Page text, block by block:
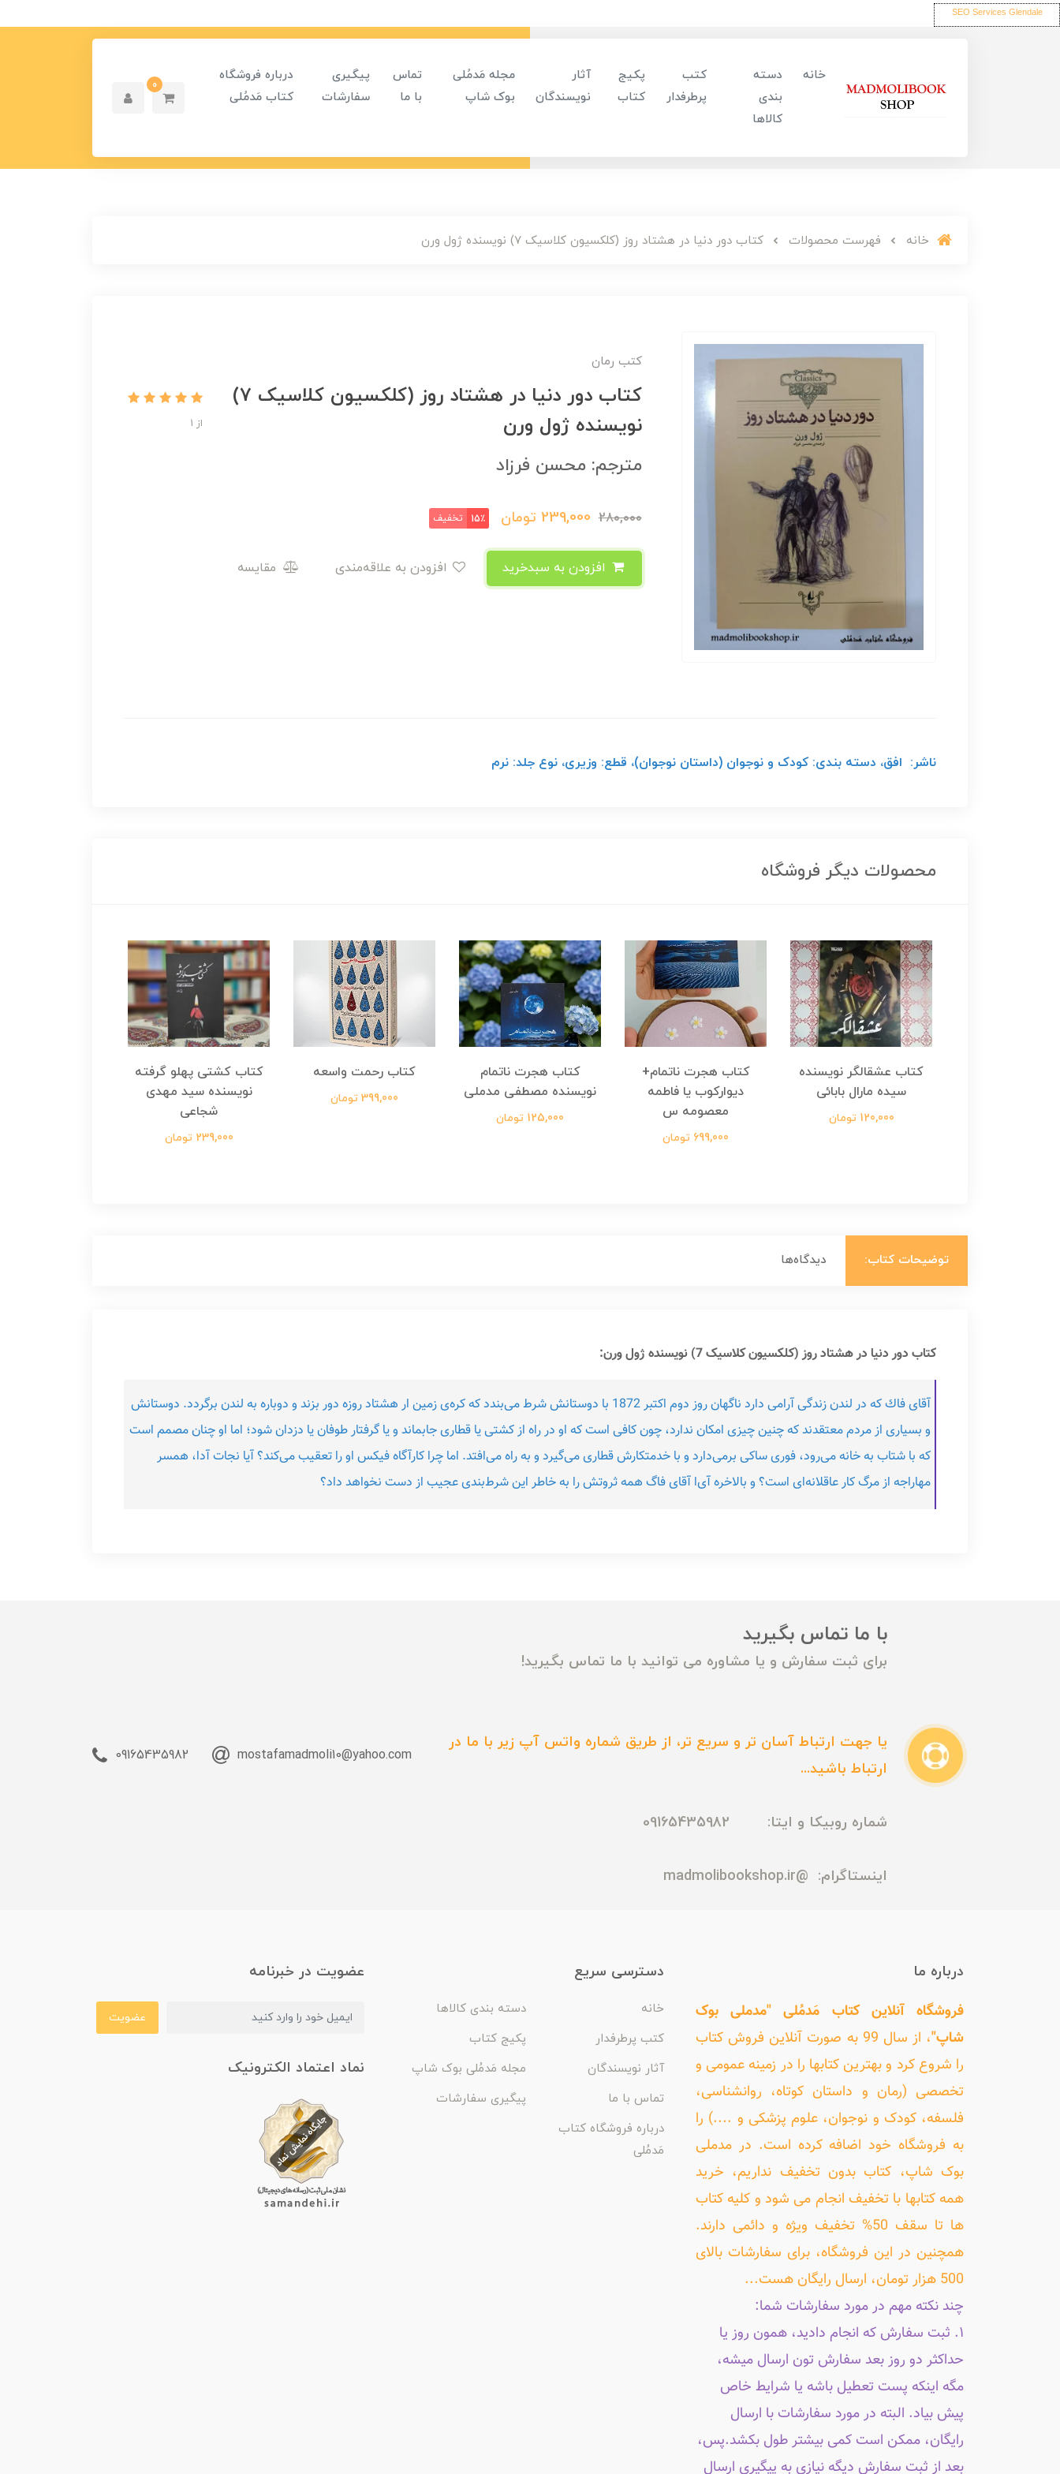
SEO Services Glendale
خانه
دسته
بندی
کالاها
کتب
پرطرفدار
پکیج
کتاب
آثار
نویسندگان
مجله مَدمُلی
بوک شاپ
تماس
با ما
پیگیری
سفارشات
درباره فروشگاه
کتاب مَدمُلی
0
خانه فهرست محصولات کتاب دور دنیا در هشتاد روز (کلکسیون کلاسیک 7) نویسنده ژول ورن
کتب رمان
کتاب دور دنیا در هشتاد روز (کلکسیون کلاسیک 7)
نویسنده ژول ورن
از 1
مترجم: محسن فرزاد
280,000
239,000 تومان 15٪ تخفیف
مقایسه
ناشر: افق، دسته بندی: کودک و نوجوان (داستان نوجوان)، قطع: وزیری، نوع جلد: نرم
محصولات دیگر فروشگاه
کتاب عشقالگر نویسنده
سیده مارال بابائی
120,000 تومان
کتاب هجرت ناتمام+
دیوارکوب یا فاطمه
معصومه س
699,000 تومان
کتاب هجرت ناتمام
نویسنده مصطفی مدملی
125,000 تومان
کتاب رحمت واسعه
399,000 تومان
کتاب کشتی پهلو گرفته
نویسنده سید مهدی
شجاعی
239,000 تومان
توضیحات کتاب: دیدگاه‌ها
کتاب دور دنیا در هشتاد روز (کلکسیون کلاسیک 7) نویسنده ژول ورن:
آقای‌ فاك‌ كه‌ در لندن‌ زندگی‌ آرامی‌ دارد ناگهان‌ روز دوم‌ اكتبر 1872 با دوستانش‌ شرط‌ می‌بندد كه‌ كره‌ی‌ زمین‌ ار هشتاد روزه‌ دور بزند و دوباره‌ به‌ لندن‌ برگردد. دوستانش‌
و بسیاری‌ از مردم‌ معتقدند كه‌ چنین‌ چیزی‌ امكان‌ ندارد، چون‌ كافی‌ است‌ كه‌ او در راه‌ از كشتی‌ یا قطاری‌ جابماند و یا گرفتار طوفان‌ یا دزدان‌ شود؛ اما او چنان‌ مصمم‌ است‌
كه‌ با شتاب‌ به‌ خانه‌ می‌رود، فوری‌ ساكی‌ برمی‌دارد و با خدمتكارش‌ قطاری‌ می‌گیرد و به‌ راه‌ می‌افتد. اما چرا كارآگاه‌ فیكس‌ او را تعقیب‌ می‌كند؟ آیا نجات‌ آدا، همسر
مهاراجه‌ از مرگ‌ كار عاقلانه‌ای‌ است‌؟ و بالاخره‌ آی‌ا آقای‌ فاگ‌ همه‌ ثروتش‌ را به‌ خاطر این‌ شرط‌بندی‌ عجیب‌ از دست‌ نخواهد داد؟
با ما تماس بگیرید
برای ثبت سفارش و یا مشاوره می توانید با ما تماس بگیرید!
یا جهت ارتباط آسان تر و سریع تر، از طریق شماره واتس آپ زیر با ما در
ارتباط باشید...
شماره روبیکا و ایتا: 09165435982
اینستاگرام: @madmolibookshop.ir
mostafamadmoli10@yahoo.com
09165435982
درباره ما
فروشگاه آنلاین کتاب مَدمُلی "مدملی بوک
شاپ"
، از سال 99 به صورت آنلاین فروش کتاب
را شروع کرد و بهترین کتابها را در زمینه عمومی و
تخصصی (رمان و داستان کوتاه، روانشناسی،
فلسفه، کودک و نوجوان، علوم پزشکی و ....) را
به فروشگاه خود اضافه کرده است. در مدملی
بوک شاپ، کتاب بدون تخفیف نداریم، خرید
همه کتابها با تخفیف انجام می شود و کلیه کتاب
ها تا سقف 50% تخفیف ویژه و دائمی دارند.
همچنین در این فروشگاه، برای سفارشات بالای
500 هزار تومان، ارسال رایگان هست...
چند نکته مهم در مورد سفارشات شما:
۱. ثبت سفارش که انجام دادید، همون روز یا
حداکثر دو روز بعد سفارش تون ارسال میشه،
مگه اینکه پست تعطیل باشه یا شرایط خاص
پیش بیاد. البته در مورد سفارشات با ارسال
رایگان، ممکن است کمی بیشتر طول بکشد.پس،
بعد از ثبت سفارش دیگه نیازی به پیگیری ارسال
دسترسی سریع
خانه
دسته بندی کالاها
کتب پرطرفدار
پکیج کتاب
آثار نویسندگان
مجله مَدمُلی بوک شاپ
تماس با ما
پیگیری سفارشات
درباره فروشگاه کتاب
مَدمُلی
عضویت در خبرنامه
عضویت
نماد اعتماد الکترونیک